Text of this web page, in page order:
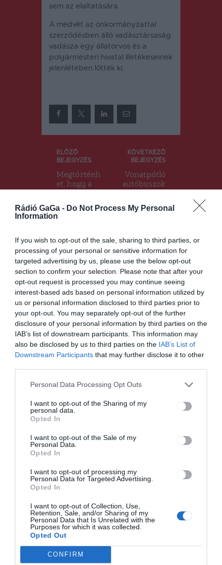
Rádió GaGa - Do Not Process My Personal
Information
If you wish to opt-out of the sale, sharing to third parties, or
processing of your personal or sensitive information for
targeted advertising by us, please use the below opt-out
section to confirm your selection. Please note that after your
opt-out request is processed you may continue seeing
interest-based ads based on personal information utilized by
us or personal information disclosed to third parties prior to
your opt-out. You may separately opt-out of the further
disclosure of your personal information by third parties on the
IAB’s list of downstream participants. This information may
also be disclosed by us to third parties on the IAB’s List of
Downstream Participants that may further disclose it to other
Personal Data Processing Opt Outs
I want to opt-out of the Sharing of my
personal data.
Opted In
I want to opt-out of the Sale of my
Personal Data.
Opted In
I want to opt-out of processing my
Personal Data for Targeted Advertising.
Opted In
I want to opt-out of Collection, Use,
Retention, Sale, and/or Sharing of my
Personal Data that Is Unrelated with the
Purposes for which it was collected.
Opted Out
CONFIRM
sem az elaltatására.
A medvét az önkormányzattal
szerződésben álló vadásztársaság
vadásza egy állatorvos és a
polgármesteri hivatal illetékeseinek
jelenlétében lőtték ki.
Bejegyzés
navigáció
ELŐZŐ
BEJEGYZÉS
Megtörténh
et, hogy a
kapják meg
a
tejtermelők
KÖVETKEZŐ
BEJEGYZÉS
Vonatpótló
autóbuszok
utasokat
Csíkszentkir
ály között
Ez is érdekelheti
CSÍKSZÉK,GYERGYÓSZÉK,
UDVARHELYSZÉK
Közel 200 ezer eurót
CSÍKSZÉK
Angyalkert